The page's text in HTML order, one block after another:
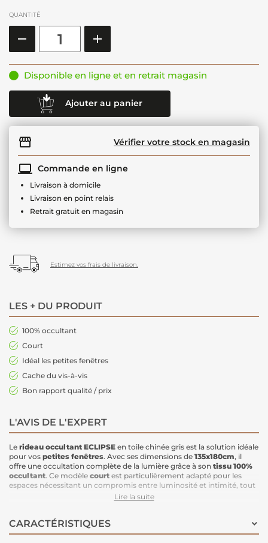
QUANTITÉ
Disponible en ligne et en retrait magasin
Ajouter au panier
Vérifier votre stock en magasin
Commande en ligne
Livraison à domicile
Livraison en point relais
Retrait gratuit en magasin
Estimez vos frais de livraison.
LES + DU PRODUIT
100% occultant
Court
Idéal les petites fenêtres
Cache du vis-à-vis
Bon rapport qualité / prix
L'AVIS DE L'EXPERT
Le rideau occultant ECLIPSE en toile chinée gris est la solution idéale
pour vos petites fenêtres. Avec ses dimensions de 135x180cm, il
offre une occultation complète de la lumière grâce à son tissu 100%
occultant. Ce modèle court est particulièrement adapté pour les
espaces nécessitant un compromis entre luminosité et intimité, tout
finishing œillets
Dimensions: 135x180cm
Couleur: Gris, toile chinée
Lire la suite
CARACTÉRISTIQUES